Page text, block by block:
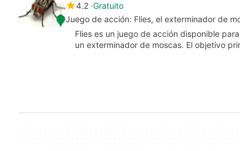
4.2 Gratuito
Juego de acción: Flies, el exterminador de
Flies es un juego de acción disponible
un exterminador de moscas. El objetivo